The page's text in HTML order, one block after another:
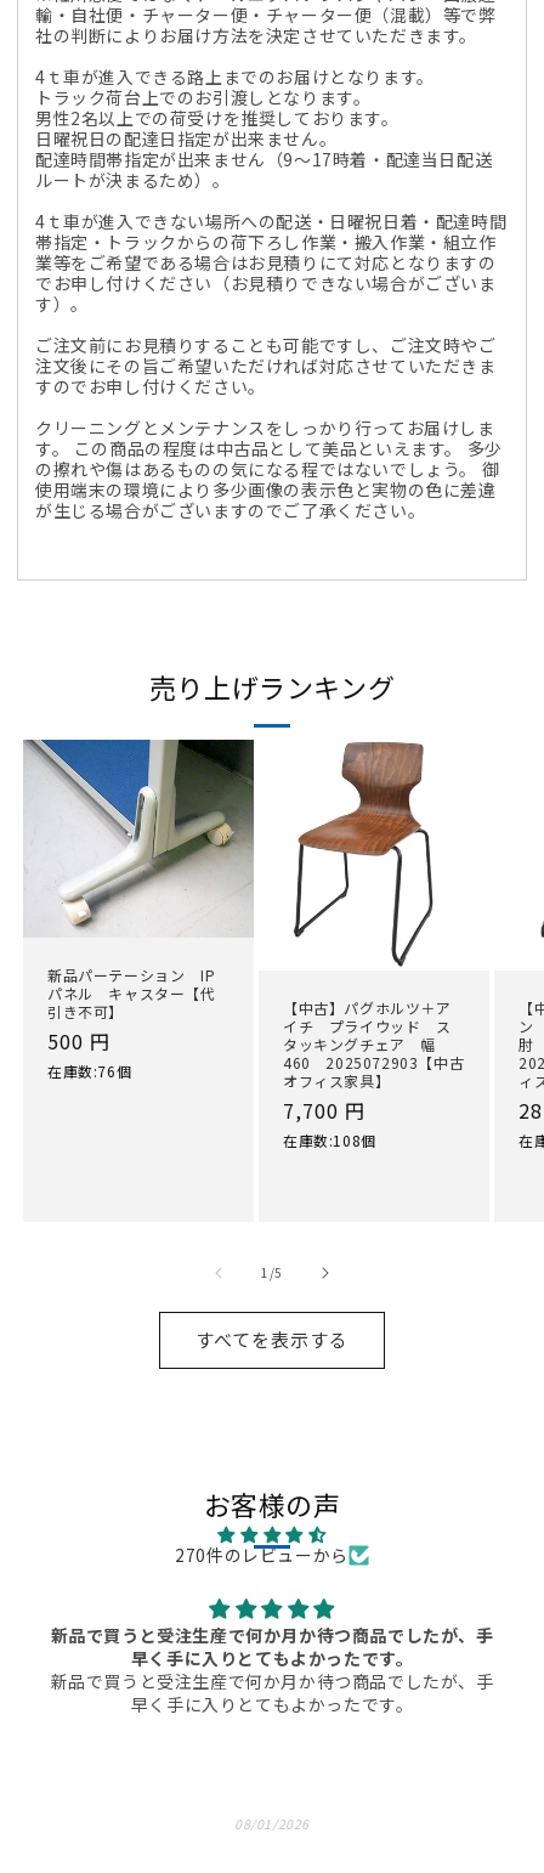
輸・自社便・チャーター便・チャーター便（混載）等で弊
社の判断によりお届け方法を決定させていただきます。
4ｔ車が進入できる路上までのお届けとなります。
トラック荷台上でのお引渡しとなります。
男性2名以上での荷受けを推奨しております。
日曜祝日の配達日指定が出来ません。
配達時間帯指定が出来ません（9～17時着・配達当日配送
ルートが決まるため）。
4ｔ車が進入できない場所への配送・日曜祝日着・配達時間
帯指定・トラックからの荷下ろし作業・搬入作業・組立作
業等をご希望である場合はお見積りにて対応となりますの
でお申し付けください（お見積りできない場合がございま
す）。
ご注文前にお見積りすることも可能ですし、ご注文時やご
注文後にその旨ご希望いただければ対応させていただきま
すのでお申し付けください。
クリーニングとメンテナンスをしっかり行ってお届けしま
す。 この商品の程度は中古品として美品といえます。 多少
の擦れや傷はあるものの気になる程ではないでしょう。 御
使用端末の環境により多少画像の表示色と実物の色に差違
が生じる場合がございますのでご了承ください。
売り上げランキング
新品パーテーション IP
パネル キャスター【代
引き不可】
通
常
500 円
在庫数:76個
【中古】パグホルツ＋ア
イチ プライウッド ス
タッキングチェア 幅
460 2025072903【中古
オフィス家具】
通
常
7,700 円
在庫数:108個
ン
肘
ィ
通
常
在
1 /の
5
すべてを表示する
お客様の声
270件のレビューから
新品で買うと受注生産で何か月か待つ商品でしたが、手
早く手に入りとてもよかったです。
新品で買うと受注生産で何か月か待つ商品でしたが、手
早く手に入りとてもよかったです。
08/01/2026